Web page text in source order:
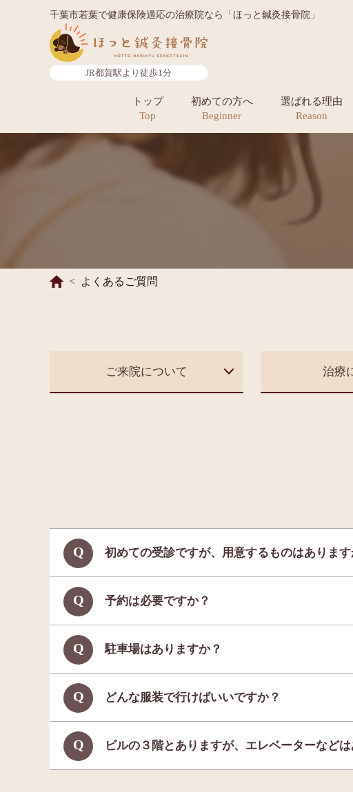
千葉市若葉で健康保険適応の治療院なら「ほっと鍼灸接骨院」
JR都賀駅より徒歩1分
トップ
Top
初めての方へ
Beginner
選ばれる理由
Reason
よくあるご質問
ご来院について 治療
初めての受診ですが、用意するものはあります
予約は必要ですか？
駐車場はありますか？
どんな服装で行けばいいですか？
ビルの３階とありますが、エレベーターなどは